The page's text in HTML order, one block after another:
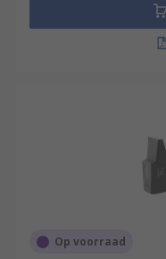
Op voorraad